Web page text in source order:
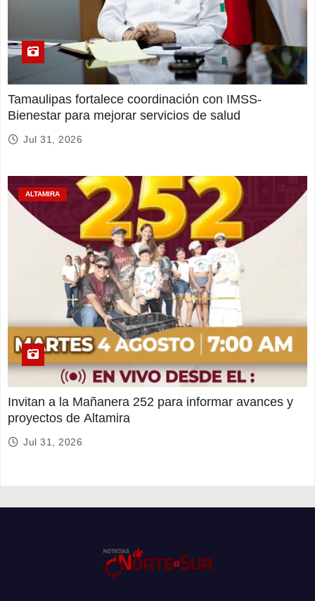
Tamaulipas fortalece coordinación con IMSS-
Bienestar para mejorar servicios de salud
Jul 31, 2026
ALTAMIRA
Invitan a la Mañanera 252 para informar avances y
proyectos de Altamira
Jul 31, 2026